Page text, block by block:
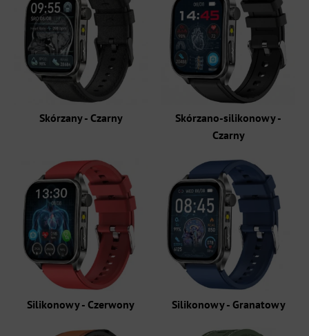
Skórzany - Czarny
Skórzano-silikonowy -
Czarny
Silikonowy - Czerwony Silikonowy - Granatowy